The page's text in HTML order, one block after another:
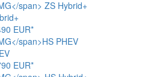
EUR*
EUR*